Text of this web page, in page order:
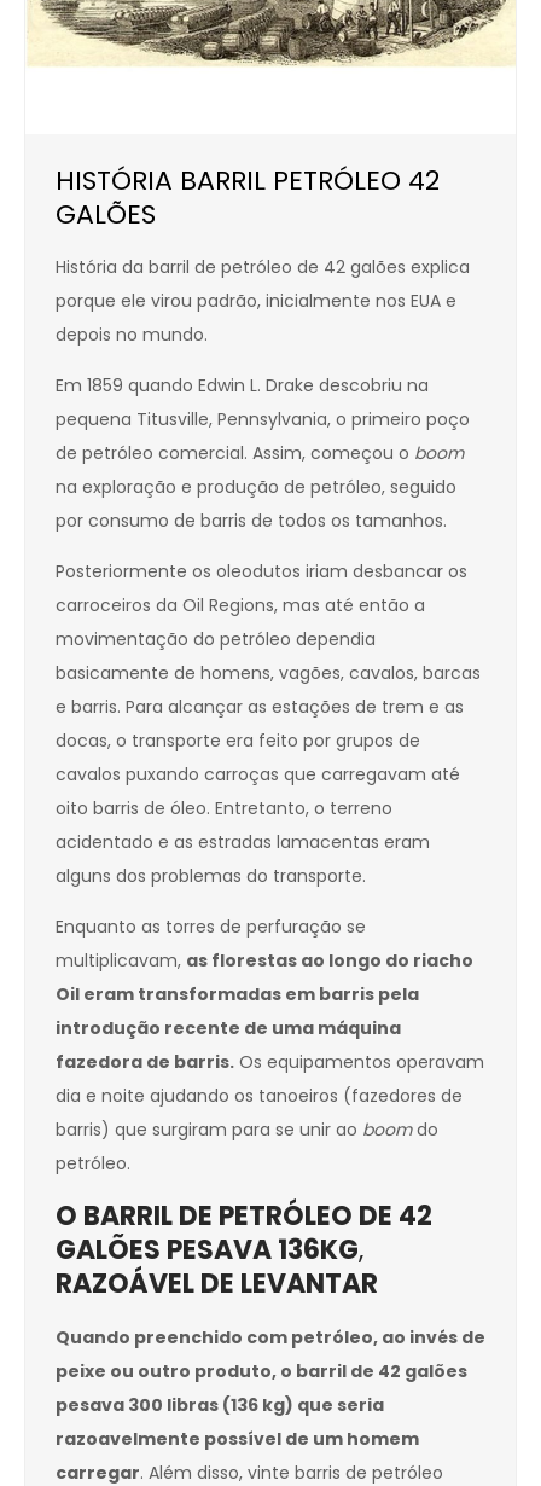
HISTÓRIA BARRIL PETRÓLEO 42
GALÕES
História da barril de petróleo de 42 galões explica
porque ele virou padrão, inicialmente nos EUA e
depois no mundo.
Em 1859 quando Edwin L. Drake descobriu na
pequena Titusville, Pennsylvania, o primeiro poço
de petróleo comercial. Assim, começou o boom
na exploração e produção de petróleo, seguido
por consumo de barris de todos os tamanhos.
Posteriormente os oleodutos iriam desbancar os
carroceiros da Oil Regions, mas até então a
movimentação do petróleo dependia
basicamente de homens, vagões, cavalos, barcas
e barris. Para alcançar as estações de trem e as
docas, o transporte era feito por grupos de
cavalos puxando carroças que carregavam até
oito barris de óleo. Entretanto, o terreno
acidentado e as estradas lamacentas eram
alguns dos problemas do transporte.
Enquanto as torres de perfuração se
multiplicavam, as florestas ao longo do riacho
Oil eram transformadas em barris pela
introdução recente de uma máquina
fazedora de barris. Os equipamentos operavam
dia e noite ajudando os tanoeiros (fazedores de
barris) que surgiram para se unir ao boomdo
petróleo.
O BARRIL DE PETRÓLEO DE 42
GALÕES PESAVA 136KG,
RAZOÁVEL DE LEVANTAR
Quando preenchido com petróleo, ao invés de
peixe ou outro produto, o barril de 42 galões
pesava 300 libras (136 kg) que seria
razoavelmente possível de um homem
carregar. Além disso, vinte barris de petróleo